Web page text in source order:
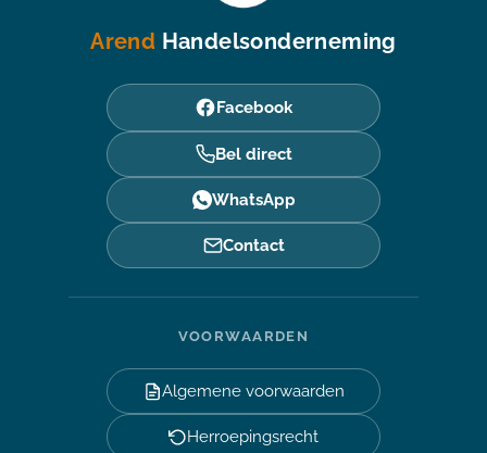
Arend Handelsonderneming
Facebook
Bel direct
WhatsApp
Contact
VOORWAARDEN
Algemene voorwaarden
Herroepingsrecht